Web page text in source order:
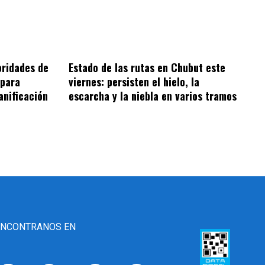
de
Estado de las rutas en Chubut este
viernes: persisten el hielo, la
escarcha y la niebla en varios tramos
EN